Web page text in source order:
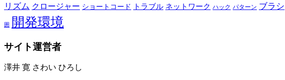
リズム クロージャー ショートコード トラブル ネットワーク ハック パターン ブラシ
囲 開発環境
サイト運営者
澤井 寛 さわい ひろし